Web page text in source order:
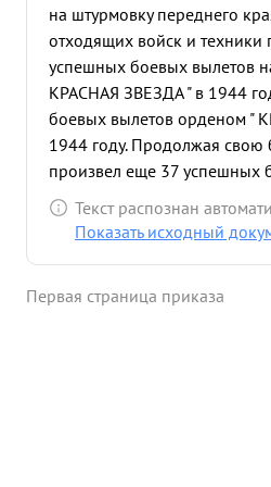
Эфективность боевых
подтверждают истребители
сопровождения 172 ИАП и
ИЛ-2. ЗА ОТЛИЧНОЕ
ЗАДАНИЙ НА ИРОНТЕ
проявлении при этом
ОТВАГИ ...»
на штурмовку переднего
отходящих войск и техники
успешных боевых вылетов
КРАСНАЯ ЗВЕЗДА " в 1944
боевых вылетов орденом "
1944 году. Продолжая свою
произвел еще 37 успешных
проявляя при этом мужество
29.09.44 года
противника в районе
Текст распознан
Показать исходный
Первая страница приказа